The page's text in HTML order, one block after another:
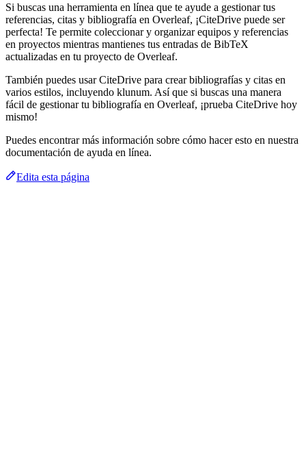
Si buscas una herramienta en línea que te ayude a gestionar tus
referencias, citas y bibliografía en Overleaf, ¡CiteDrive puede ser
perfecta! Te permite coleccionar y organizar equipos y referencias
en proyectos mientras mantienes tus entradas de BibTeX
actualizadas en tu proyecto de Overleaf.
También puedes usar CiteDrive para crear bibliografías y citas en
varios estilos, incluyendo klunum. Así que si buscas una manera
fácil de gestionar tu bibliografía en Overleaf, ¡prueba CiteDrive hoy
mismo!
Puedes encontrar más información sobre cómo hacer esto en nuestra
documentación de ayuda en línea.
Edita esta página